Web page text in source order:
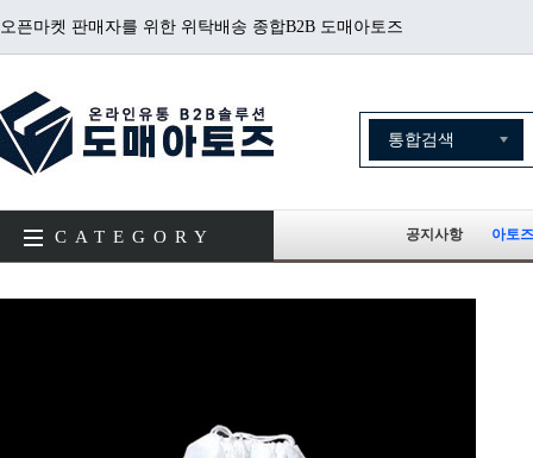
오픈마켓 판매자를 위한 위탁배송 종합B2B 도매아토즈
CATEGORY 공지사항 아토